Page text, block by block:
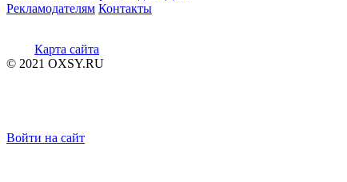
Рекламодателям Контакты
Карта сайта
© 2021 OXSY.RU
Войти на сайт